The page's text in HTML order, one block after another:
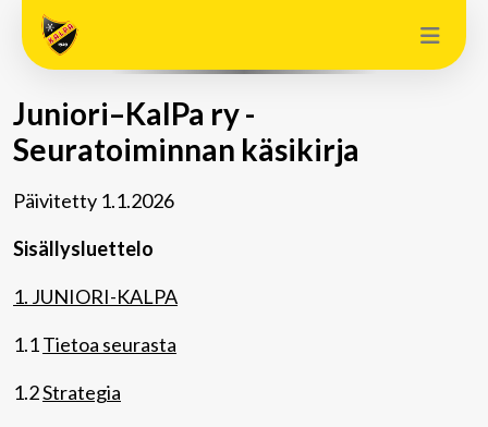
Juniori–KalPa ry -
Seuratoiminnan käsikirja
Päivitetty 1.1.2026
Sisällysluettelo
1. JUNIORI-KALPA
1.1Tietoa seurasta
1.2Strategia